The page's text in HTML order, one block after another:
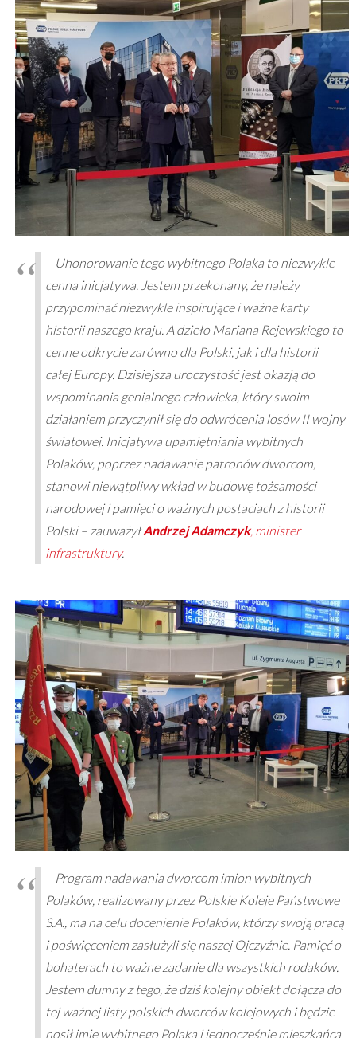
– Uhonorowanie tego wybitnego Polaka to niezwykle
cenna inicjatywa. Jestem przekonany, że należy
przypominać niezwykle inspirujące i ważne karty
historii naszego kraju. A dzieło Mariana Rejewskiego to
cenne odkrycie zarówno dla Polski, jak i dla historii
całej Europy. Dzisiejsza uroczystość jest okazją do
wspominania genialnego człowieka, który swoim
działaniem przyczynił się do odwrócenia losów II wojny
światowej. Inicjatywa upamiętniania wybitnych
Polaków, poprzez nadawanie patronów dworcom,
stanowi niewątpliwy wkład w budowę tożsamości
narodowej i pamięci o ważnych postaciach z historii
Polski – zauważyłAndrzej Adamczyk, minister
infrastruktury.
– Program nadawania dworcom imion wybitnych
Polaków, realizowany przez Polskie Koleje Państwowe
S.A., ma na celu docenienie Polaków, którzy swoją pracą
i poświęceniem zasłużyli się naszej Ojczyźnie. Pamięć o
bohaterach to ważne zadanie dla wszystkich rodaków.
Jestem dumny z tego, że dziś kolejny obiekt dołącza do
tej ważnej listy polskich dworców kolejowych i będzie
nosił imię wybitnego Polaka i jednocześnie mieszkańca